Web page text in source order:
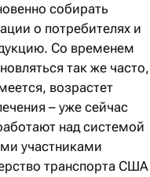
собирать
о потребителях и
Со временем
так же часто,
возрастет
– уже сейчас
над системой
участниками
транспорта США